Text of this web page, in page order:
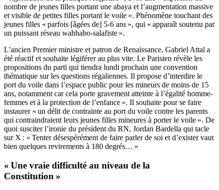
nombre de jeunes filles portant une abaya et l’augmentation massive
et visible de petites filles portant le voile ». Phénomène touchant des
jeunes filles « parfois [âgées de] 5-6 ans », qui « apparaît soutenu par
un puissant réseau wahhabo-salafiste ».
L’ancien Premier ministre et patron de Renaissance, Gabriel Attal a
été réactif et souhaite légiférer au plus vite. Le Parisien révèle les
propositions du parti qui tiendra lundi prochain une convention
thématique sur les questions régaliennes. Il propose d’interdire le
port du voile dans l’espace public pour les mineurs de moins de 15
ans, notamment car cela porte gravement atteinte à l’égalité homme-
femmes et à la protection de l’enfance ». Il souhaite pour se faire
instaurer « un délit de contrainte au port du voile contre les parents
qui contraindraient leurs jeunes filles mineures à porter le voile ». De
quoi susciter l’ironie du président du RN, Jordan Bardella qui tacle
sur X : « Tenter désespérément de faire parler de soi et d’exister vaut
bien quelques revirements à 180 degrés… »
« Une vraie difficulté au niveau de la
Constitution »